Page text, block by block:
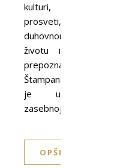
kulturi,
prosveti,
duhovnom
životu i
prepoznatljivostima.
Štampana
je u
zasebnoj…
OPŠIRNIJE